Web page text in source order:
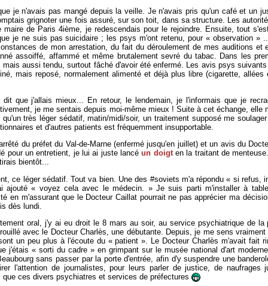
je n'avais pas mangé depuis la veille. Je n'avais pris qu'un café et un
grignoter une fois assuré, sur son toit, dans sa structure. Les
de Paris 4ième, je redescendais pour le rejoindre. Ensuite, tout
je ne suis pas suicidaire ; les psys m'ont retenu, pour « observation »
de mon arrestation, du fait du déroulement de mes auditions et
assoiffé, affammé et même brutalement sevré du tabac. Dans les
aussi tendu, surtout fâché d'avoir été enfermé. Les avis psys
mais reposé, normalement alimenté et déjà plus libre (cigarette, allées
que j'allais mieux... En retour, le lendemain, je l'informais que je
je me sentais depuis moi-même mieux ! Suite à cet échange, elle
très léger sédatif, matin/midi/soir, un traitement supposé me
et d'autres patients est fréquemment insupportable.
du préfet du Val-de-Marne (enfermé jusqu'en juillet) et un avis du
pour un entretient, je lui ai juste lancéun doigten la traitant de
bientôt...
ce léger sédatif. Tout va bien. Une des #soviets m'a répondu « si refus,
ajouté « voyez cela avec le médecin. » Je suis parti m'installer à
en m'assurant que le Docteur Caillat pourrait ne pas apprécier ma
dès lundi.
oral, j'y ai eu droit le 8 mars au soir, au service psychiatrique de la
avec le Docteur Charlès, une débutante. Depuis, je me sens vraiment
un peu plus à l'écoute du « patient ». Le Docteur Charlès m'avait fait
j'étais « sorti du cadre » en grimpant sur le musée national d'art
sans passer par la porte d'entrée, afin d'y suspendre une
l'attention de journalistes, pour leurs parler de justice, de naufrages
que ces divers psychiatres et services de préfectures